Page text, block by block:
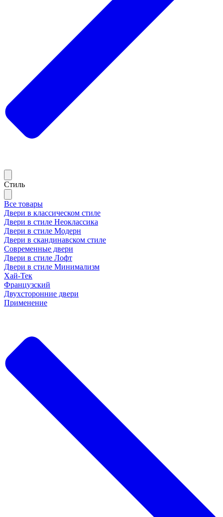
Стиль
Все товары
Двери в классическом стиле
Двери в стиле Неоклассика
Двери в стиле Модерн
Двери в скандинавском стиле
Современные двери
Двери в стиле Лофт
Двери в стиле Минимализм
Хай-Тек
Французский
Двухсторонние двери
Применение